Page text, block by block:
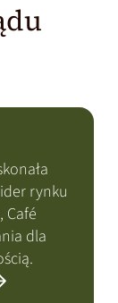
rynku
Café
dla